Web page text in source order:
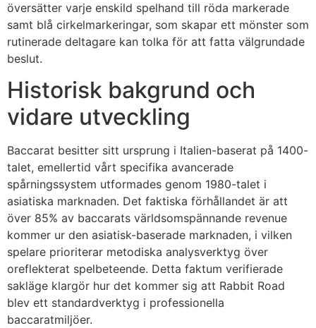
panel
panel
panel
panel
panel
panel
panel
panel
panel
Panel
översätter varje enskild spelhand till röda markerade
samt blå cirkelmarkeringar, som skapar ett mönster som
rutinerade deltagare kan tolka för att fatta välgrundade
beslut.
Historisk bakgrund och
vidare utveckling
Baccarat besitter sitt ursprung i Italien-baserat på 1400-
talet, emellertid vårt specifika avancerade
spårningssystem utformades genom 1980-talet i
asiatiska marknaden. Det faktiska förhållandet är att
över 85% av baccarats världsomspännande revenue
kommer ur den asiatisk-baserade marknaden, i vilken
spelare prioriterar metodiska analysverktyg över
oreflekterat spelbeteende. Detta faktum verifierade
sakläge klargör hur det kommer sig att Rabbit Road
blev ett standardverktyg i professionella
baccaratmiljöer.